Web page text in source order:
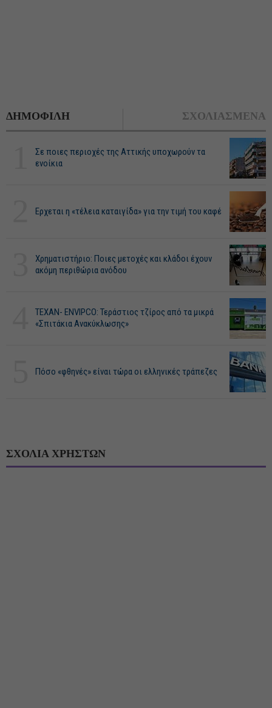
ΔΗΜΟΦΙΛΗ ΣΧΟΛΙΑΣΜΕΝΑ
Σε ποιες περιοχές της Αττικής υποχωρούν τα
ενοίκια
Ερχεται η «τέλεια καταιγίδα» για την τιμή του καφέ
Χρηματιστήριο: Ποιες μετοχές και κλάδοι έχουν
ακόμη περιθώρια ανόδου
ΤΕΧΑΝ- ENVIPCO: Τεράστιος τζίρος από τα μικρά
«Σπιτάκια Ανακύκλωσης»
Πόσο «φθηνές» είναι τώρα οι ελληνικές τράπεζες
ΣΧΟΛΙΑ ΧΡΗΣΤΩΝ